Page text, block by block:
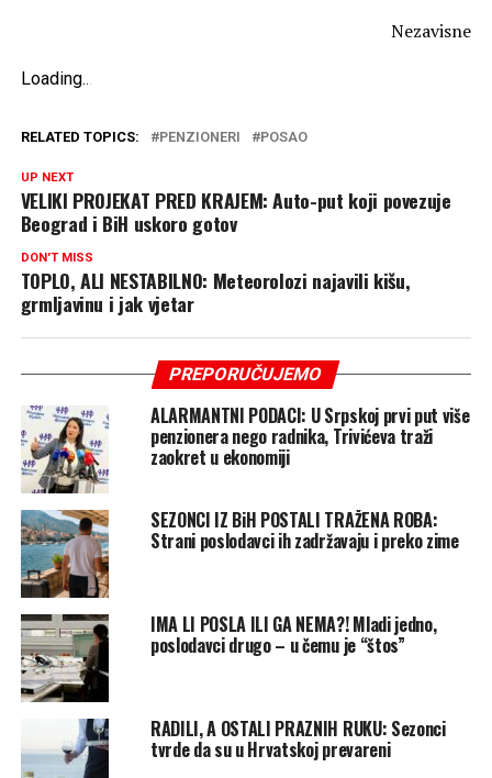
Nezavisne
Loading..
RELATED TOPICS: PENZIONERI POSAO
UP NEXT
VELIKI PROJEKAT PRED KRAJEM: Auto-put koji povezuje
Beograd i BiH uskoro gotov
DON'T MISS
TOPLO, ALI NESTABILNO: Meteorolozi najavili kišu,
grmljavinu i jak vjetar
PREPORUČUJEMO
ALARMANTNI PODACI: U Srpskoj prvi put više
penzionera nego radnika, Trivićeva traži
zaokret u ekonomiji
SEZONCI IZ BiH POSTALI TRAŽENA ROBA:
Strani poslodavci ih zadržavaju i preko zime
IMA LI POSLA ILI GA NEMA?! Mladi jedno,
poslodavci drugo – u čemu je “štos”
RADILI, A OSTALI PRAZNIH RUKU: Sezonci
tvrde da su u Hrvatskoj prevareni